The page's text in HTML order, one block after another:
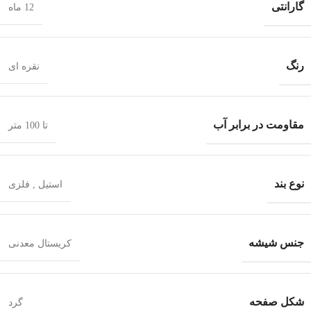
گارانتی 12 ماه
رنگ نقره ای
مقاومت در برابر آب تا 100 متر
نوع بند استیل , فلزی
جنس شیشه کریستال معدنی
شکل صفحه گرد